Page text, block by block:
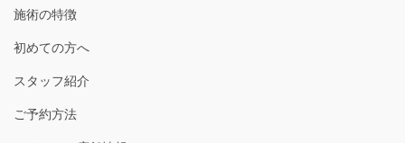
施術の特徴
初めての方へ
スタッフ紹介
ご予約方法